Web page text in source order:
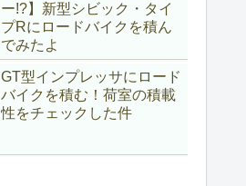
ー!?】新型シビック・タイ
プRにロードバイクを積ん
でみたよ
GT型インプレッサにロード
バイクを積む！荷室の積載
性をチェックした件